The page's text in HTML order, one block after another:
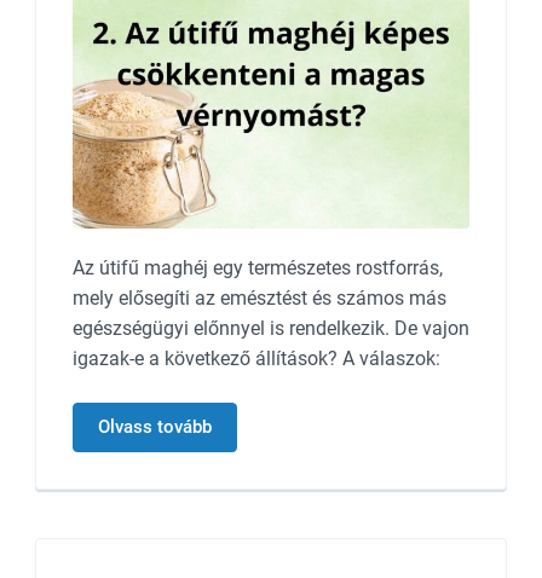
Az útifű maghéj egy természetes rostforrás,
mely elősegíti az emésztést és számos más
egészségügyi előnnyel is rendelkezik. De vajon
igazak-e a következő állítások? A válaszok:
Olvass tovább